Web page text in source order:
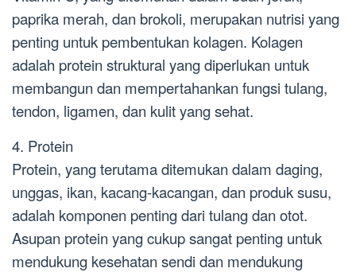
paprika merah, dan brokoli, merupakan nutrisi yang
penting untuk pembentukan kolagen. Kolagen
adalah protein struktural yang diperlukan untuk
membangun dan mempertahankan fungsi tulang,
tendon, ligamen, dan kulit yang sehat.
4. Protein
Protein, yang terutama ditemukan dalam daging,
unggas, ikan, kacang-kacangan, dan produk susu,
adalah komponen penting dari tulang dan otot.
Asupan protein yang cukup sangat penting untuk
mendukung kesehatan sendi dan mendukung